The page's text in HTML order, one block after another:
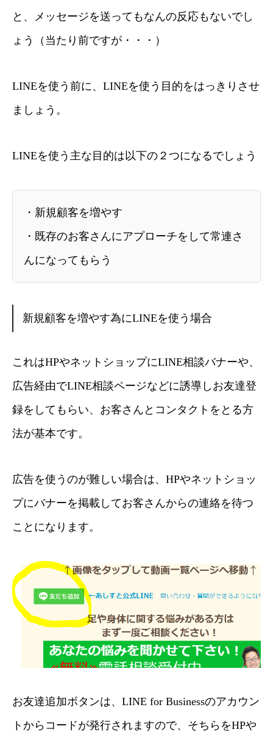
と、メッセージを送ってもなんの反応もないでし
ょう（当たり前ですが・・・）
LINEを使う前に、LINEを使う目的をはっきりさせ
ましょう。
LINEを使う主な目的は以下の２つになるでしょう
・新規顧客を増やす
・既存のお客さんにアプローチをして常連さ
んになってもらう
新規顧客を増やす為にLINEを使う場合
これはHPやネットショップにLINE相談バナーや、
広告経由でLINE相談ページなどに誘導しお友達登
録をしてもらい、お客さんとコンタクトをとる方
法が基本です。
広告を使うのが難しい場合は、HPやネットショッ
プにバナーを掲載してお客さんからの連絡を待つ
ことになります。
お友達追加ボタンは、LINE for Businessのアカウン
トからコードが発行されますので、そちらをHPや